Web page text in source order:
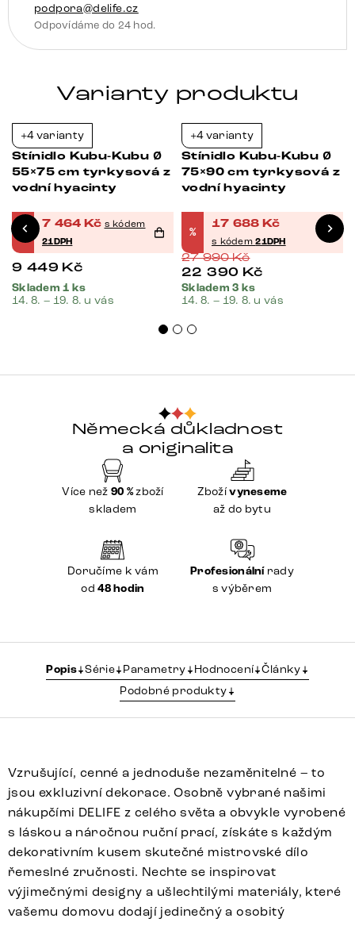
podpora@delife.cz
Odpovídáme do 24 hod.
Varianty produktu
+4 varianty
Stínidlo Kubu-Kubu Ø
55×75 cm tyrkysová z
vodní hyacinty
%
7 464 Kč s kódem
21DPH
9 449 Kč
Skladem 1 ks
14. 8. – 19. 8. u vás
+4 varianty
Stínidlo Kubu-Kubu Ø
75×90 cm tyrkysová z
vodní hyacinty
%
17 688 Kč
s kódem21DPH
27 990Kč
22 390 Kč
Skladem 3 ks
14. 8. – 19. 8. u vás
Německá důkladnost
a originalita
Více než 90 %zboží
skladem
Zbožívyneseme
až do bytu
Doručíme k vám
od48 hodin
Profesionálnírady
s výběrem
Popis Série Parametry Hodnocení Články
Podobné produkty
Vzrušující, cenné a jednoduše nezaměnitelné – to
jsou exkluzivní dekorace. Osobně vybrané našimi
nákupčími DELIFE z celého světa a obvykle vyrobené
s láskou a náročnou ruční prací, získáte s každým
dekorativním kusem skutečné mistrovské dílo
řemeslné zručnosti. Nechte se inspirovat
výjimečnými designy a ušlechtilými materiály, které
vašemu domovu dodají jedinečný a osobitý